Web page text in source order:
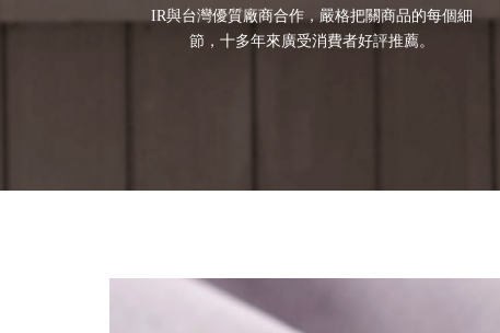
IR與台灣優質廠商合作，嚴格把關商品的每個細
節，十多年來廣受消費者好評推薦。